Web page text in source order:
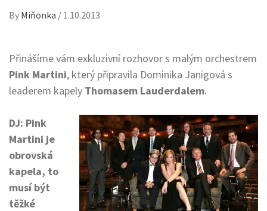
By Miňonka / 1.10.2013
Přinášíme vám exkluzivní rozhovor s malým orchestrem
Pink Martini, který připravila Dominika Janigová s
leaderem kapely Thomasem Lauderdalem.
DJ: Pink
Martini je
obrovská
kapela, to
musí být
těžké